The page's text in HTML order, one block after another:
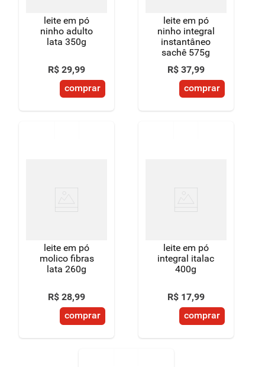
leite em pó
ninho adulto
lata 350g
R$ 29,99
comprar
leite em pó
ninho integral
instantâneo
sachê 575g
R$ 37,99
comprar
leite em pó
molico fibras
lata 260g
R$ 28,99
comprar
leite em pó
integral italac
400g
R$ 17,99
comprar